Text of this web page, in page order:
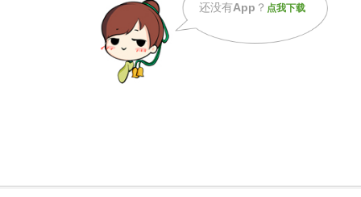
还没有App ？ 点我下载